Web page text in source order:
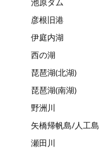
彦根旧港
伊庭内湖
西の湖
琵琶湖(北湖)
琵琶湖(南湖)
野洲川
矢橋帰帆島/人工島
瀬田川